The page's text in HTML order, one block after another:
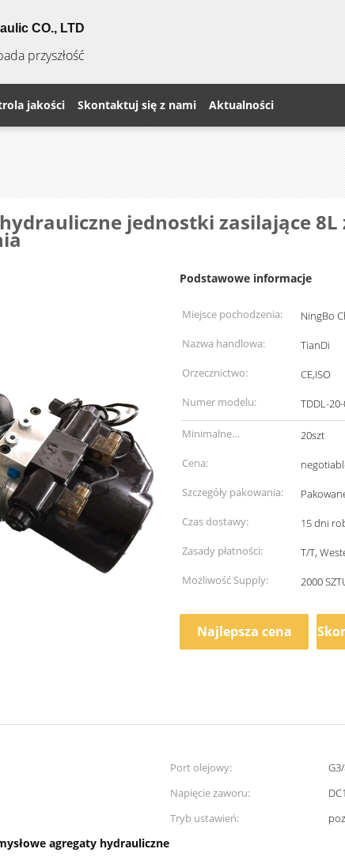
CO., LTD
przyszłość
jakości Skontaktuj się z nami Aktualności
jednostki zasilające
Podstawowe informacje
Miejsce pochodzenia:
NingBo
Nazwa handlowa:
TianDi
Orzecznictwo:
CE,ISO
Numer modelu:
TDDL-
Minimalne
zamówienie:
20szt
Cena:
Szczegóły pakowania:
Czas dostawy:
15 dni
Zasady płatności:
T/T,
Możliwość Supply:
2000
Najlepsza cena
Port olejowy:
Napięcie zaworu:
Tryb ustawień:
agregaty hydrauliczne